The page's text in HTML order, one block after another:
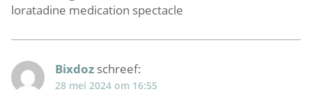
loratadine medication spectacle
Bixdoz schreef:
28 mei 2024 om 16:55